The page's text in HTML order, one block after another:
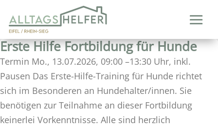
Erste Hilfe Fortbildung für Hunde
Termin Mo., 13.07.2026, 09:00 –13:30 Uhr, inkl.
Pausen Das Erste-Hilfe-Training für Hunde richtet
sich im Besonderen an Hundehalter/innen. Sie
benötigen zur Teilnahme an dieser Fortbildung
keinerlei Vorkenntnisse. Alle sind herzlich